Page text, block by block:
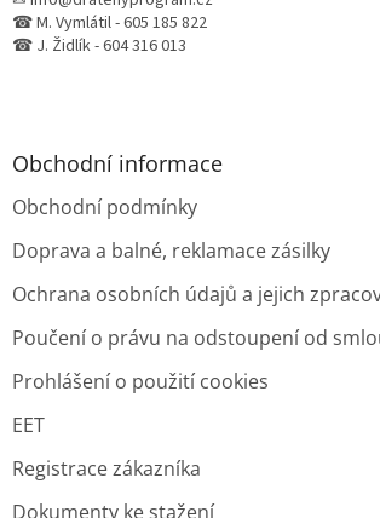
☎ M. Vymlátil - 605 185 822
☎ J. Židlík - 604 316 013
Obchodní informace
Obchodní podmínky
Doprava a balné, reklamace zásilky
Ochrana osobních údajů a jejich
Poučení o právu na odstoupení od
Prohlášení o použití cookies
EET
Registrace zákazníka
Dokumenty ke stažení